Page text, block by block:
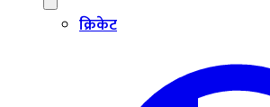
क्रिकेट